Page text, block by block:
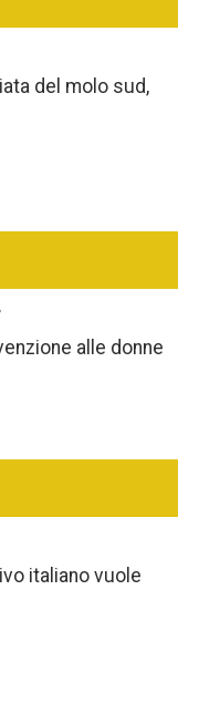
del molo sud,
alle donne
italiano vuole